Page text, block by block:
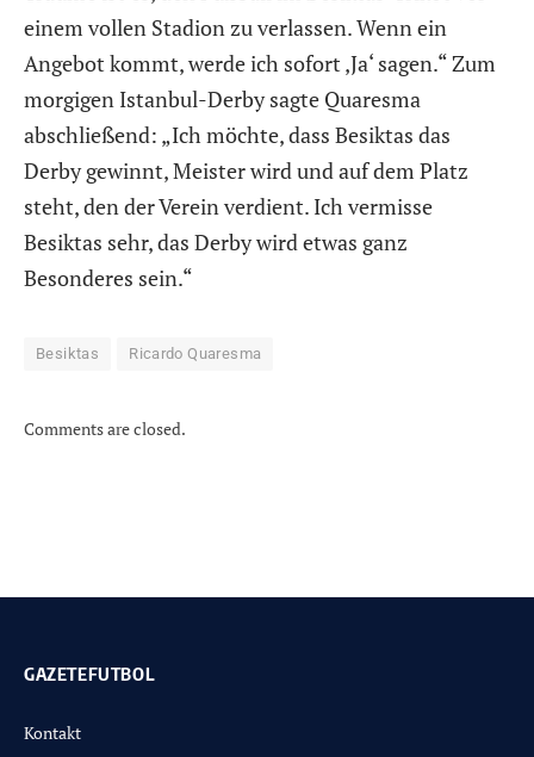
einem vollen Stadion zu verlassen. Wenn ein
Angebot kommt, werde ich sofort ‚Ja‘ sagen.“ Zum
morgigen Istanbul-Derby sagte Quaresma
abschließend: „Ich möchte, dass Besiktas das
Derby gewinnt, Meister wird und auf dem Platz
steht, den der Verein verdient. Ich vermisse
Besiktas sehr, das Derby wird etwas ganz
Besonderes sein.“
Besiktas Ricardo Quaresma
Comments are closed.
GAZETEFUTBOL
Kontakt